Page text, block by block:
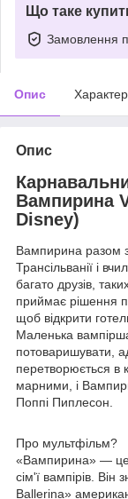
Що таке
Замовлення
Опис
Опис
Вампирина
Disney)
Вампирина разом
Трансільванії і
багато друзів,
приймає рішення
щоб відкрити
Маленька
потоваришувати,
перетворюється в
марними, і
Поппі Пиплесон.
Про мультфільм?
«Вампирина» — це
сім'ї вампірів. Він
Ballerina»